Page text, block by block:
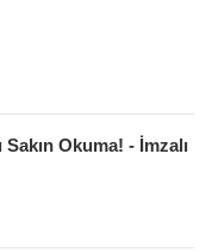
Sakın Okuma! - İmzalı